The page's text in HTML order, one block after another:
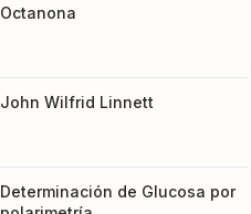
Octanona
John Wilfrid Linnett
Determinación de Glucosa por